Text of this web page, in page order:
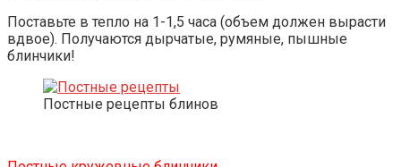
Поставьте в тепло на 1-1,5 часа (объем должен вырасти
вдвое). Получаются дырчатые, румяные, пышные
блинчики!
Постные рецепты блинов